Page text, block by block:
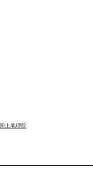
国土地理院